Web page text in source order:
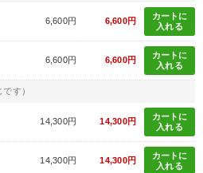
6,600円 6,600円
カートに
入れる
6,600円 6,600円
カートに
入れる
す）
14,300円 14,300円
カートに
入れる
14,300円 14,300円
カートに
入れる